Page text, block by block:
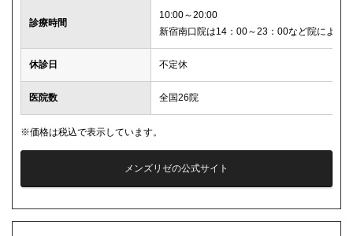
診療時間
10:00～20:00
新宿南口院は14：00～23：00など院により
休診日 不定休
医院数 全国26院
※価格は税込で表示しています。
メンズリゼの公式サイト